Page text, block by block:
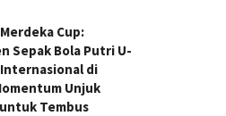
Cup:
Sepak Bola Putri U-
di
Unjuk
Tembus